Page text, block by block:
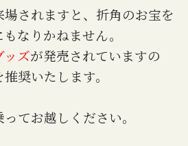
されますと、折角のお宝を
なりかねません。
ッズが発売されていますの
奨いたします。
ってお越しください。